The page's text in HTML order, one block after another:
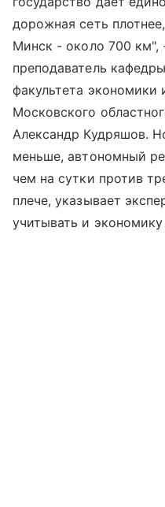
дорожная сеть
Минск - около 700 км",
преподаватель
факультета экономики
Московского
Александр Кудряшов.
меньше, автономный
чем на сутки против
плече, указывает
учитывать и экономику